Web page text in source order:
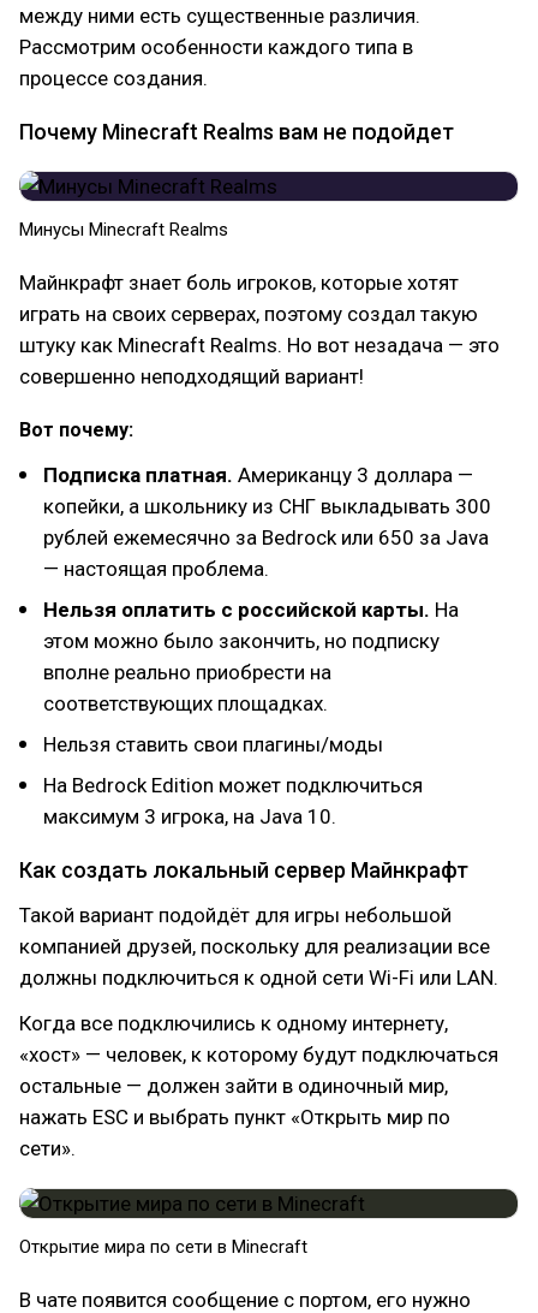
между ними есть существенные различия.
Рассмотрим особенности каждого типа в
процессе создания.
Почему Minecraft Realms вам не подойдет
Минусы Minecraft Realms
Майнкрафт знает боль игроков, которые хотят
играть на своих серверах, поэтому создал такую
штуку как Minecraft Realms. Но вот незадача — это
совершенно неподходящий вариант!
Вот почему:
Подписка платная. Американцу 3 доллара —
копейки, а школьнику из СНГ выкладывать 300
рублей ежемесячно за Bedrock или 650 за Java
— настоящая проблема.
Нельзя оплатить с российской карты. На
этом можно было закончить, но подписку
вполне реально приобрести на
соответствующих площадках.
Нельзя ставить свои плагины/моды
На Bedrock Edition может подключиться
максимум 3 игрока, на Java 10.
Как создать локальный сервер Майнкрафт
Такой вариант подойдёт для игры небольшой
компанией друзей, поскольку для реализации все
должны подключиться к одной сети Wi-Fi или LAN.
Когда все подключились к одному интернету,
«хост» — человек, к которому будут подключаться
остальные — должен зайти в одиночный мир,
нажать ESC и выбрать пункт «Открыть мир по
сети».
Открытие мира по сети в Minecraft
В чате появится сообщение с портом, его нужно